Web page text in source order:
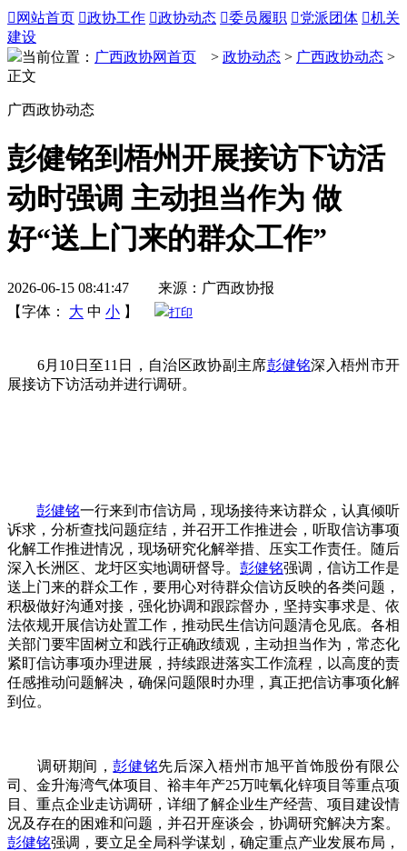
 网站首页 政协工作 政协动态 委员履职 党派团体 机关
建设
当前位置： 广西政协网首页 > 政协动态 > 广西政协动态 >
正文
广西政协动态
彭健铭到梧州开展接访下访活
动时强调 主动担当作为 做
好“送上门来的群众工作”
2026-06-15 08:41:47 来源：广西政协报
【字体：
大 中 小 】 打印
6月10日至11日，自治区政协副主席彭健铭深入梧州市开
展接访下访活动并进行调研。
彭健铭一行来到市信访局，现场接待来访群众，认真倾听
诉求，分析查找问题症结，并召开工作推进会，听取信访事项
化解工作推进情况，现场研究化解举措、压实工作责任。随后
深入长洲区、龙圩区实地调研督导。 彭健铭强调，信访工作是
送上门来的群众工作，要用心对待群众信访反映的各类问题，
积极做好沟通对接，强化协调和跟踪督办，坚持实事求是、依
法依规开展信访处置工作，推动民生信访问题清仓见底。各相
关部门要牢固树立和践行正确政绩观，主动担当作为，常态化
紧盯信访事项办理进展，持续跟进落实工作流程，以高度的责
任感推动问题解决，确保问题限时办理，真正把信访事项化解
到位。
调研期间，彭健铭先后深入梧州市旭平首饰股份有限公
司、金升海湾气体项目、裕丰年产25万吨氧化锌项目等重点项
目、重点企业走访调研，详细了解企业生产经营、项目建设情
况及存在的困难和问题，并召开座谈会，协调研究解决方案。
彭健铭强调，要立足全局科学谋划，确定重点产业发展布局，